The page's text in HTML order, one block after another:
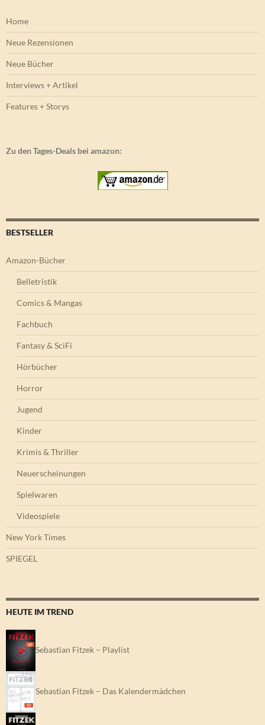
Home
Neue Rezensionen
Neue Bücher
Interviews + Artikel
Features + Storys
Zu den Tages-Deals bei amazon:
BESTSELLER
Amazon-Bücher
Belletristik
Comics & Mangas
Fachbuch
Fantasy & SciFi
Hörbücher
Horror
Jugend
Kinder
Krimis & Thriller
Neuerscheinungen
Spielwaren
Videospiele
New York Times
SPIEGEL
HEUTE IM TREND
Sebastian Fitzek – Playlist
Sebastian Fitzek – Das Kalendermädchen